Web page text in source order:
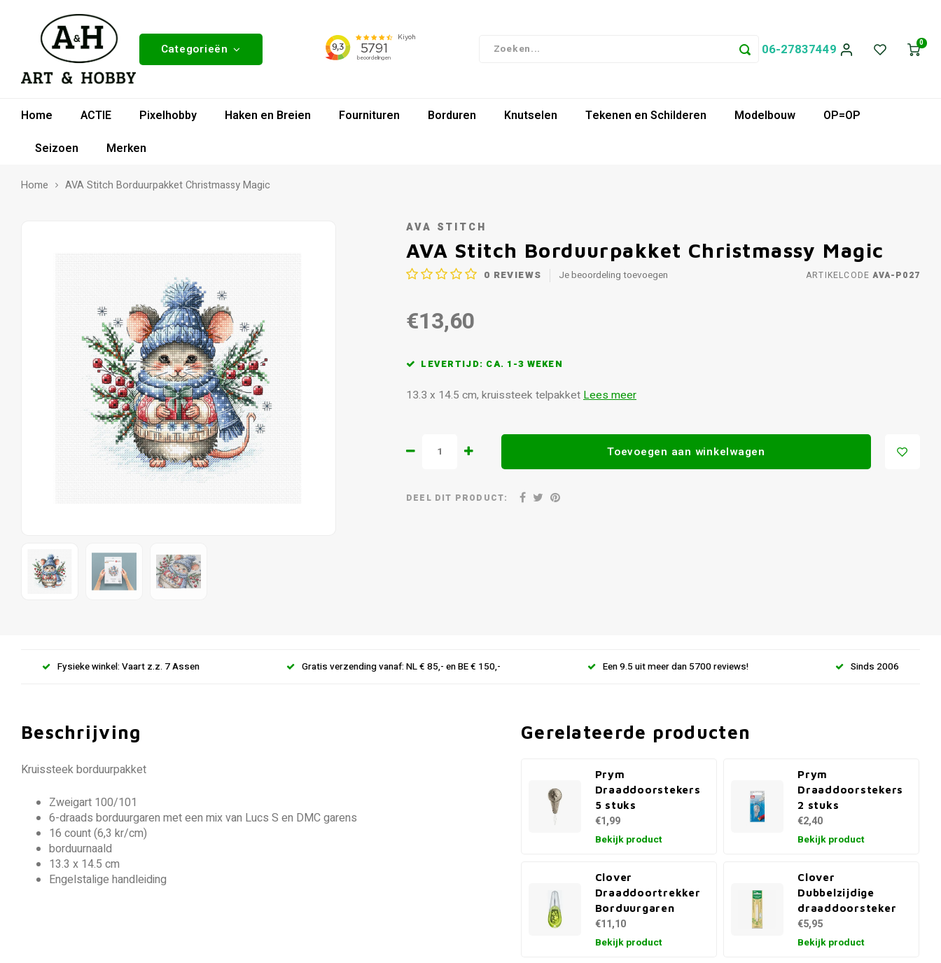
Categorieën 06-27837449 0
Home ACTIE Pixelhobby Haken en Breien Fournituren Borduren Knutselen Tekenen en Schilderen Modelbouw
OP=OP
Seizoen
Merken
Home AVA Stitch Borduurpakket Christmassy Magic
AVA STITCH
AVA Stitch Borduurpakket Christmassy Magic
0 REVIEWS Je beoordeling toevoegen ARTIKELCODE AVA-P027
€13,60
LEVERTIJD: CA. 1-3 WEKEN
13.3 x 14.5 cm, kruissteek telpakketLees meer
Toevoegen aan winkelwagen
DEEL DIT PRODUCT:
Fysieke winkel: Vaart z.z. 7 Assen Gratis verzending vanaf: NL € 85,- en BE € 150,- Een 9.5 uit meer dan 5700 reviews! Sinds 2006
Beschrijving
Kruissteek borduurpakket
Zweigart 100/101
6-draads borduurgaren met een mix van Lucs S en DMC garens
16 count (6,3 kr/cm)
borduurnaald
13.3 x 14.5 cm
Engelstalige handleiding
Gerelateerde producten
Prym
Draaddoorstekers
5 stuks
€1,99
Bekijk product
Prym
Draaddoorstekers
2 stuks
€2,40
Bekijk product
Clover
Draaddoortrekker
Borduurgaren
€11,10
Bekijk product
Clover
Dubbelzijdige
draaddoorsteker
€5,95
Bekijk product